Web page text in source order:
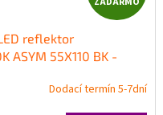
A
A
reflektor
ASYM 55X110 BK -
Dodací termín 5-7dní